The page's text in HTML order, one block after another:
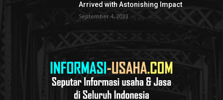
Arrived with Astonishing Impact
September 4, 2023